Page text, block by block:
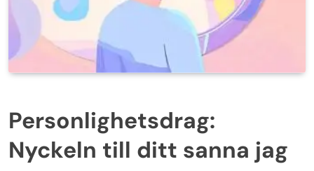
Personlighetsdrag:
Nyckeln till ditt sanna jag